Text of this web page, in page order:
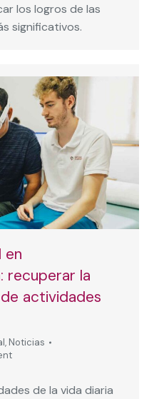
los logros de las
significativos.
en
recuperar la
actividades
, Noticias
de la vida diaria